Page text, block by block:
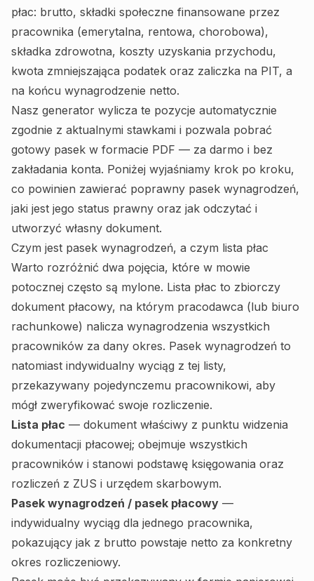
płac: brutto, składki społeczne finansowane przez
pracownika (emerytalna, rentowa, chorobowa),
składka zdrowotna, koszty uzyskania przychodu,
kwota zmniejszająca podatek oraz zaliczka na PIT, a
na końcu wynagrodzenie netto.
Nasz generator wylicza te pozycje automatycznie
zgodnie z aktualnymi stawkami i pozwala pobrać
gotowy pasek w formacie PDF — za darmo i bez
zakładania konta. Poniżej wyjaśniamy krok po kroku,
co powinien zawierać poprawny pasek wynagrodzeń,
jaki jest jego status prawny oraz jak odczytać i
utworzyć własny dokument.
Czym jest pasek wynagrodzeń, a czym lista płac
Warto rozróżnić dwa pojęcia, które w mowie
potocznej często są mylone. Lista płac to zbiorczy
dokument płacowy, na którym pracodawca (lub biuro
rachunkowe) nalicza wynagrodzenia wszystkich
pracowników za dany okres. Pasek wynagrodzeń to
natomiast indywidualny wyciąg z tej listy,
przekazywany pojedynczemu pracownikowi, aby
mógł zweryfikować swoje rozliczenie.
Lista płac — dokument właściwy z punktu widzenia
dokumentacji płacowej; obejmuje wszystkich
pracowników i stanowi podstawę księgowania oraz
rozliczeń z ZUS i urzędem skarbowym.
Pasek wynagrodzeń / pasek płacowy —
indywidualny wyciąg dla jednego pracownika,
pokazujący jak z brutto powstaje netto za konkretny
okres rozliczeniowy.